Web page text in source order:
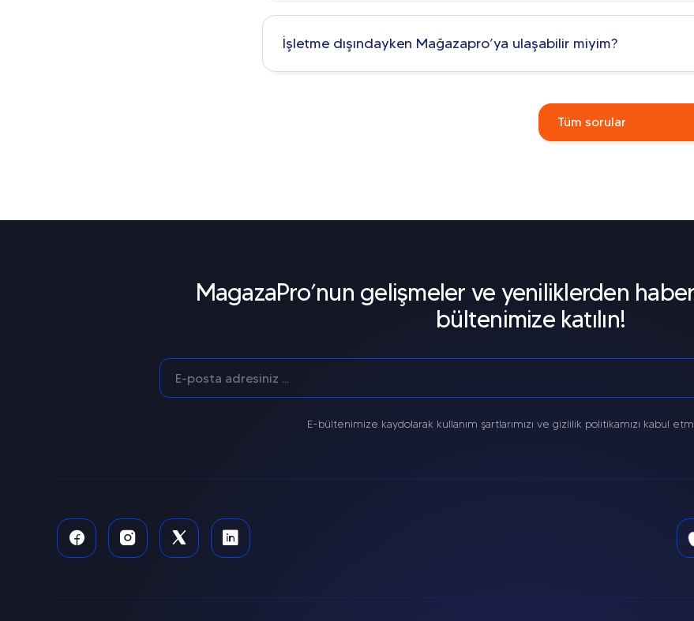
İşletme dışındayken Mağazapro’ya ulaşabilir miyim?
Tüm sorular
MagazaPro’nun gelişmeler ve yeniliklerden
bültenimize katılın!
E-bültenimize kaydolarak kullanım şartlarımızı ve gizlilik politikamızı kabul